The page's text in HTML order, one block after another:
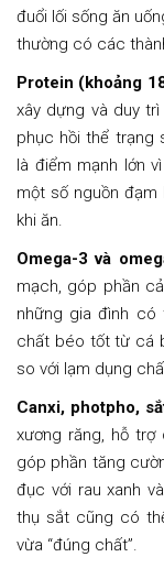
đuổi lối sống ăn
thường có các
Protein (khoảng
xây dựng và duy
phục hồi thể trạng
là điểm mạnh lớn
một số nguồn đạm
khi ăn.
Omega-3 và
mạch, góp phần
những gia đình có
chất béo tốt từ cá
so với lạm dụng
Canxi, photpho,
xương răng, hỗ trợ
góp phần tăng
đục với rau xanh
thụ sắt cũng có
vừa “đúng chất”.